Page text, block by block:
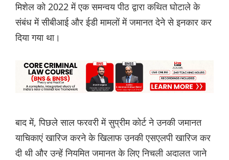
मिशेल को 2022 में एक समन्वय पीठ द्वारा कथित घोटाले के
संबंध में सीबीआई और ईडी मामलों में जमानत देने से इनकार कर
दिया गया था।
बाद में, पिछले साल फरवरी में सुप्रीम कोर्ट ने उनकी जमानत
याचिकाएं खारिज करने के खिलाफ उनकी एसएलपी खारिज कर
दी थी और उन्हें नियमित जमानत के लिए निचली अदालत जाने